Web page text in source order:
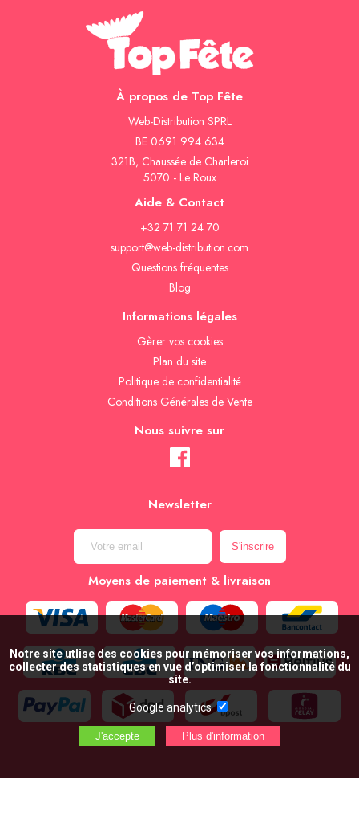
À propos de Top Fête
Web-Distribution SPRL
BE 0691 994 634
321B, Chaussée de Charleroi
5070 - Le Roux
Aide & Contact
+32 71 71 24 70
support@web-distribution.com
Questions fréquentes
Blog
Informations légales
Gèrer vos cookies
Plan du site
Politique de confidentialité
Conditions Générales de Vente
Nous suivre sur
Newsletter
Moyens de paiement & livraison
Notre site utlise des cookies pour mémoriser vos informations,
collecter des statistiques en vue d’optimiser la fonctionnalité du
site.
Google analytics